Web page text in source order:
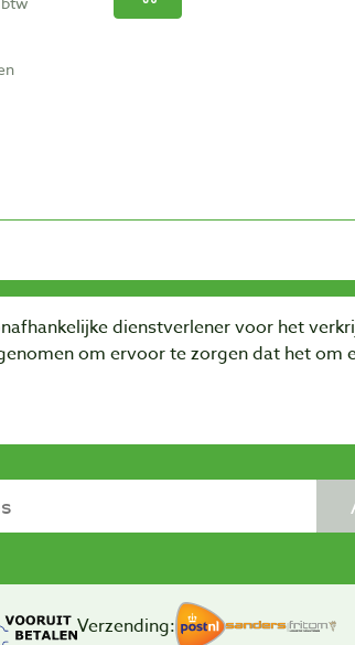
dienstverlener voor het
om ervoor te zorgen dat het om
Verzending: